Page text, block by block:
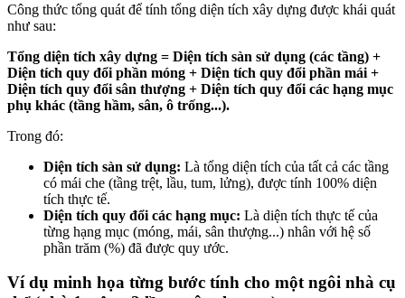
Công thức tổng quát để tính tổng diện tích xây dựng được khái quát
như sau:
Tổng diện tích xây dựng = Diện tích sàn sử dụng (các tầng) +
Diện tích quy đổi phần móng + Diện tích quy đổi phần mái +
Diện tích quy đổi sân thượng + Diện tích quy đổi các hạng mục
phụ khác (tầng hầm, sân, ô trống...).
Trong đó:
Diện tích sàn sử dụng: Là tổng diện tích của tất cả các tầng
có mái che (tầng trệt, lầu, tum, lửng), được tính 100% diện
tích thực tế.
Diện tích quy đổi các hạng mục: Là diện tích thực tế của
từng hạng mục (móng, mái, sân thượng...) nhân với hệ số
phần trăm (%) đã được quy ước.
Ví dụ minh họa từng bước tính cho một ngôi nhà cụ